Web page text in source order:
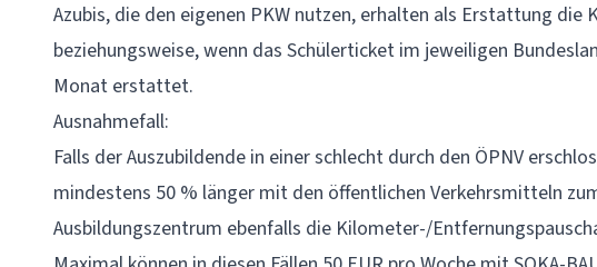
Azubis, die den eigenen PKW nutzen, erhalten als Erstattung
beziehungsweise, wenn das Schülerticket im jeweiligen
Monat erstattet.
Ausnahmefall:
Falls der Auszubildende in einer schlecht durch den ÖPNV
mindestens 50 % länger mit den öffentlichen Verkehrsmitteln
Ausbildungszentrum ebenfalls die Kilometer-/